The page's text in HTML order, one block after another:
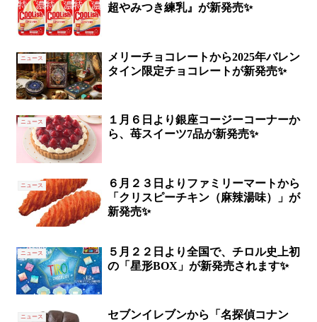
超やみつき練乳』が新発売✨
ニュース
メリーチョコレートから2025年バレン
タイン限定チョコレートが新発売✨
ニュース
１月６日より銀座コージーコーナーか
ら、苺スイーツ7品が新発売✨
ニュース
６月２３日よりファミリーマートから
「クリスピーチキン（麻辣湯味）」が
新発売✨
ニュース
５月２２日より全国で、チロル史上初
の「星形BOX」が新発売されます✨
ニュース
セブンイレブンから「名探偵コナン